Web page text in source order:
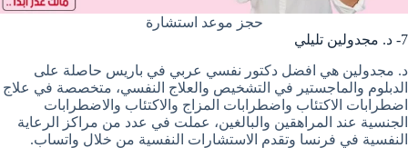
حجز موعد استشارة
7- د. مجدولين تليلي
د. مجدولين هي افضل دكتور نفسي عربي في باريس حاصلة على
الدبلوم والماجستير في التشخيص والعلاج النفسي، متخصصة في علاج
اضطرابات الاكتئاب واضطرابات المزاج والاكتئاب والاضطرابات
الجنسية عند المراهقين والبالغين، عملت في عدد من مراكز الرعاية
النفسية في فرنسا وتقدم الاستشارات النفسية من خلال واتساب.